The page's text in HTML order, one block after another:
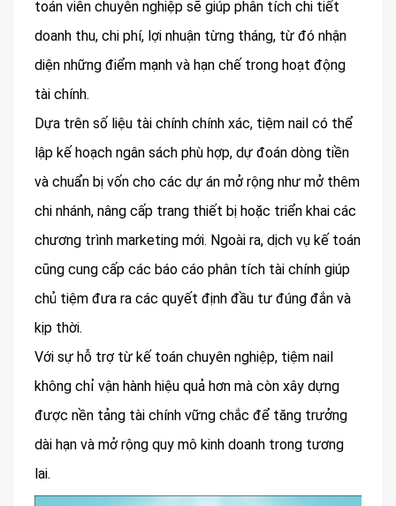
toán viên chuyên nghiệp sẽ giúp phân tích chi tiết
doanh thu, chi phí, lợi nhuận từng tháng, từ đó nhận
diện những điểm mạnh và hạn chế trong hoạt động
tài chính.
Dựa trên số liệu tài chính chính xác, tiệm nail có thể
lập kế hoạch ngân sách phù hợp, dự đoán dòng tiền
và chuẩn bị vốn cho các dự án mở rộng như mở thêm
chi nhánh, nâng cấp trang thiết bị hoặc triển khai các
chương trình marketing mới. Ngoài ra, dịch vụ kế toán
cũng cung cấp các báo cáo phân tích tài chính giúp
chủ tiệm đưa ra các quyết định đầu tư đúng đắn và
kịp thời.
Với sự hỗ trợ từ kế toán chuyên nghiệp, tiệm nail
không chỉ vận hành hiệu quả hơn mà còn xây dựng
được nền tảng tài chính vững chắc để tăng trưởng
dài hạn và mở rộng quy mô kinh doanh trong tương
lai.